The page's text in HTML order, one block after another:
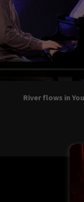
River flows in You